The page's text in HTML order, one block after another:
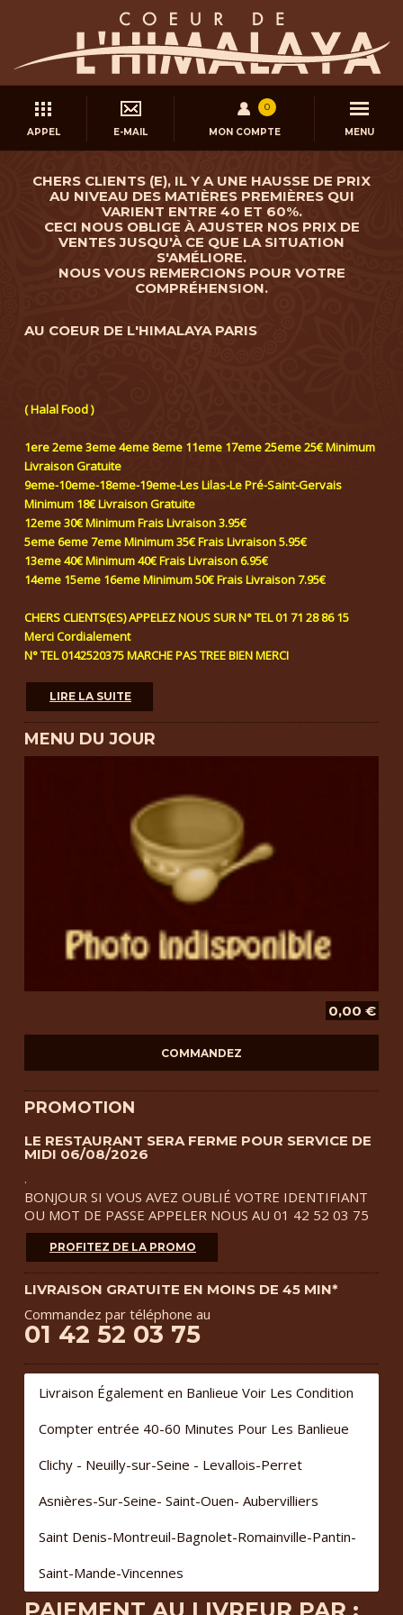
APPEL E-MAIL MON COMPTE
0
MENU
CHERS CLIENTS (E), IL Y A UNE HAUSSE DE PRIX
AU NIVEAU DES MATIÈRES PREMIÈRES QUI
VARIENT ENTRE 40 ET 60%.
CECI NOUS OBLIGE À AJUSTER NOS PRIX DE
VENTES JUSQU'À CE QUE LA SITUATION
S'AMÉLIORE.
NOUS VOUS REMERCIONS POUR VOTRE
COMPRÉHENSION.
AU COEUR DE L'HIMALAYA PARIS
( Halal Food )
1ere 2eme 3eme 4eme 8eme 11eme 17eme 25eme 25€ Minimum
Livraison Gratuite
9eme-10eme-18eme-19eme-Les Lilas-Le Pré-Saint-Gervais
Minimum 18€ Livraison Gratuite
12eme 30€ Minimum Frais Livraison 3.95€
5eme 6eme 7eme Minimum 35€ Frais Livraison 5.95€
13eme 40€ Minimum 40€ Frais Livraison 6.95€
14eme 15eme 16eme Minimum 50€ Frais Livraison 7.95€
CHERS CLIENTS(ES) APPELEZ NOUS SUR N° TEL 01 71 28 86 15
Merci Cordialement
N° TEL 0142520375 MARCHE PAS TREE BIEN MERCI
LIRE LA SUITE
MENU DU JOUR
0,00 €
PROMOTION
LE RESTAURANT SERA FERME POUR SERVICE DE
MIDI 06/08/2026
.
BONJOUR SI VOUS AVEZ OUBLIÉ VOTRE IDENTIFIANT
OU MOT DE PASSE APPELER NOUS AU 01 42 52 03 75
PROFITEZ DE LA PROMO
LIVRAISON GRATUITE EN MOINS DE 45 MIN*
Commandez par téléphone au
01 42 52 03 75
Livraison Également en Banlieue Voir Les Condition
Compter entrée 40-60 Minutes Pour Les Banlieue
Clichy - Neuilly-sur-Seine - Levallois-Perret
Asnières-Sur-Seine- Saint-Ouen- Aubervilliers
Saint Denis-Montreuil-Bagnolet-Romainville-Pantin-
Saint-Mande-Vincennes